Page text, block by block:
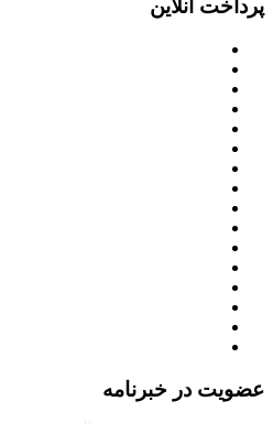
پرداخت آنلاین
عضویت در خبرنامه